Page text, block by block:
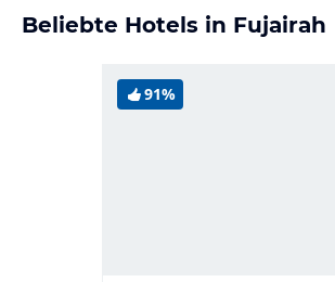
Beliebte Hotels in Fujairah
91%